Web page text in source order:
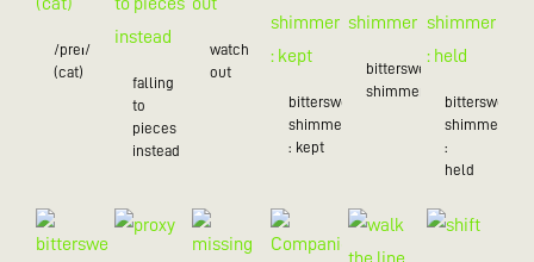
/preɪ/
(cat)
falling
to
pieces
instead
watch
out
bittersweet
shimmer
: kept
bittersweet
shimmer
bittersweet
shimmer
:
held